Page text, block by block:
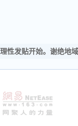
性发贴开始。谢绝地